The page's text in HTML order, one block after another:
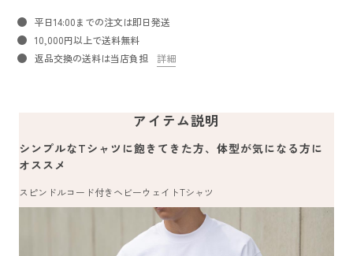
平日14:00までの注文は即日発送
10,000円以上で送料無料
返品交換の送料は当店負担
詳細
アイテム説明
シンプルなTシャツに飽きてきた方、体型が気になる方に
オススメ
スピンドルコード付きヘビーウェイトTシャツ